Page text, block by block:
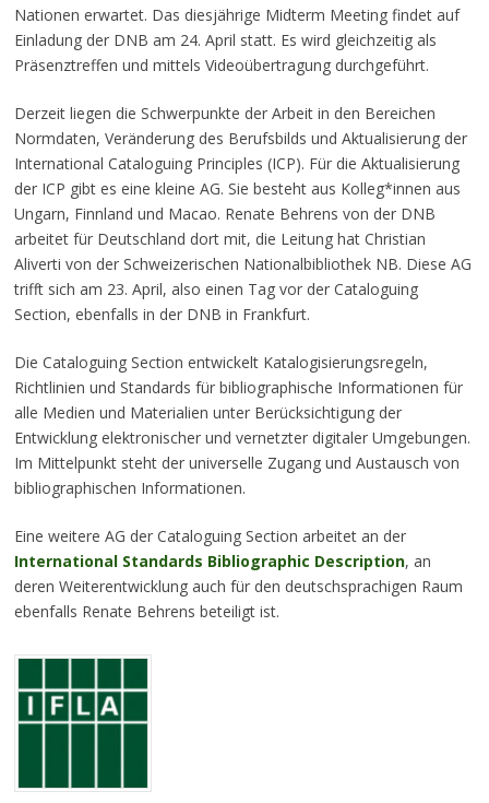
Nationen erwartet. Das diesjährige Midterm Meeting findet auf
Einladung der DNB am 24. April statt. Es wird gleichzeitig als
Präsenztreffen und mittels Videoübertragung durchgeführt.
Derzeit liegen die Schwerpunkte der Arbeit in den Bereichen
Normdaten, Veränderung des Berufsbilds und Aktualisierung der
International Cataloguing Principles (ICP). Für die Aktualisierung
der ICP gibt es eine kleine AG. Sie besteht aus Kolleg*innen aus
Ungarn, Finnland und Macao. Renate Behrens von der DNB
arbeitet für Deutschland dort mit, die Leitung hat Christian
Aliverti von der Schweizerischen Nationalbibliothek NB. Diese AG
trifft sich am 23. April, also einen Tag vor der Cataloguing
Section, ebenfalls in der DNB in Frankfurt.
Die Cataloguing Section entwickelt Katalogisierungsregeln,
Richtlinien und Standards für bibliographische Informationen für
alle Medien und Materialien unter Berücksichtigung der
Entwicklung elektronischer und vernetzter digitaler Umgebungen.
Im Mittelpunkt steht der universelle Zugang und Austausch von
bibliographischen Informationen.
Eine weitere AG der Cataloguing Section arbeitet an der
International Standards Bibliographic Description, an
deren Weiterentwicklung auch für den deutschsprachigen Raum
ebenfalls Renate Behrens beteiligt ist.